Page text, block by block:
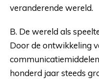
veranderende wereld.
B. De wereld als
Door de ontwikkeling
honderd jaar steeds